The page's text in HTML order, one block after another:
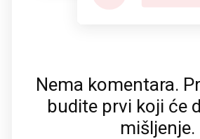
Nema komentara.
budite prvi koji će
mišljenje.